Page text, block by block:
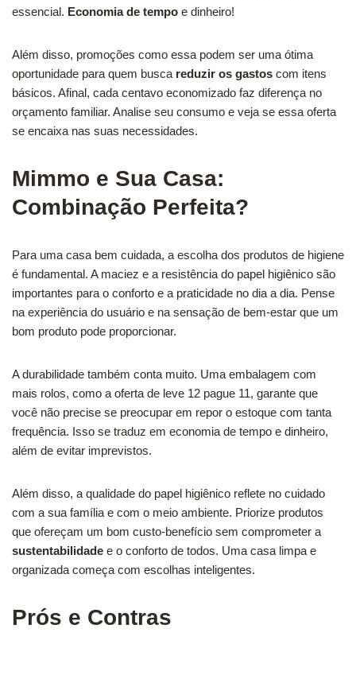
essencial. Economia de tempo e dinheiro!
Além disso, promoções como essa podem ser uma ótima
oportunidade para quem busca reduzir os gastos com itens
básicos. Afinal, cada centavo economizado faz diferença no
orçamento familiar. Analise seu consumo e veja se essa oferta
se encaixa nas suas necessidades.
Mimmo e Sua Casa:
Combinação Perfeita?
Para uma casa bem cuidada, a escolha dos produtos de higiene
é fundamental. A maciez e a resistência do papel higiênico são
importantes para o conforto e a praticidade no dia a dia. Pense
na experiência do usuário e na sensação de bem-estar que um
bom produto pode proporcionar.
A durabilidade também conta muito. Uma embalagem com
mais rolos, como a oferta de leve 12 pague 11, garante que
você não precise se preocupar em repor o estoque com tanta
frequência. Isso se traduz em economia de tempo e dinheiro,
além de evitar imprevistos.
Além disso, a qualidade do papel higiênico reflete no cuidado
com a sua família e com o meio ambiente. Priorize produtos
que ofereçam um bom custo-benefício sem comprometer a
sustentabilidade e o conforto de todos. Uma casa limpa e
organizada começa com escolhas inteligentes.
Prós e Contras